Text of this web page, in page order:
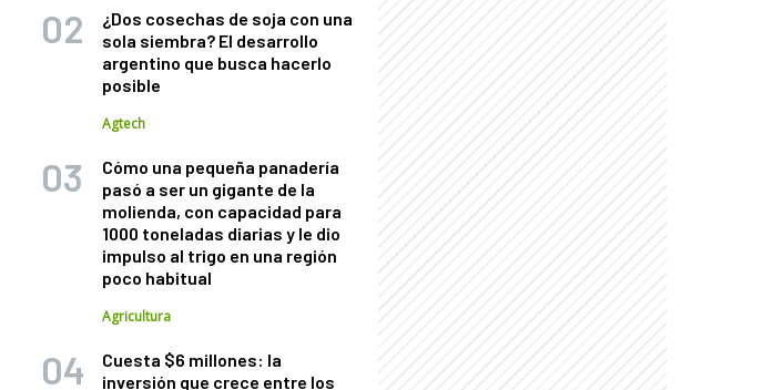
¿Dos cosechas de soja con una
sola siembra? El desarrollo
argentino que busca hacerlo
posible
Agtech
Cómo una pequeña panadería
pasó a ser un gigante de la
molienda, con capacidad para
1000 toneladas diarias y le dio
impulso al trigo en una región
poco habitual
Agricultura
Cuesta $6 millones: la
inversión que crece entre los